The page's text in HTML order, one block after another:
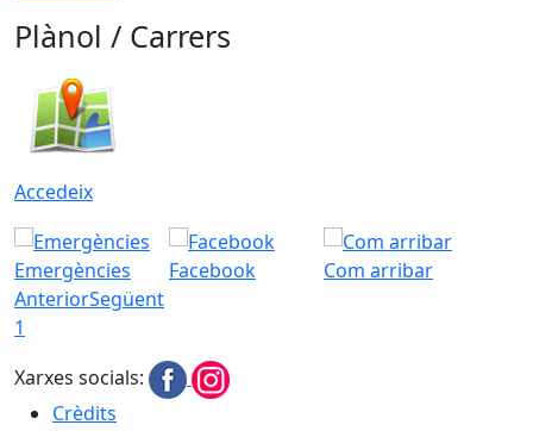
Plànol / Carrers
Accedeix
Emergències Facebook
Com arribar
AnteriorSegüent
1
Xarxes socials:
Crèdits